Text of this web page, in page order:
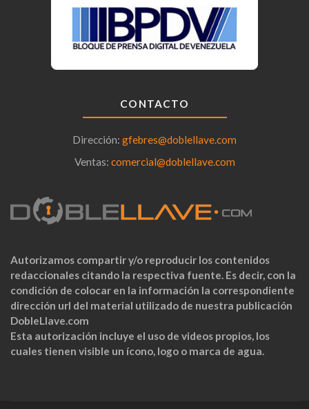
CONTACTO
Dirección: gfebres@doblellave.com
Ventas: comercial@doblellave.com
Autorizamos compartir y/o reproducir los contenidos
redaccionales citando la respectiva fuente. Es decir, con la
condición de colocar en la información la correspondiente
dirección url del material utilizado de nuestra publicación
DobleLlave.com
Esta autorización incluye el uso de videos propios, los
cuales tienen visible un ícono, logo o marca de agua.